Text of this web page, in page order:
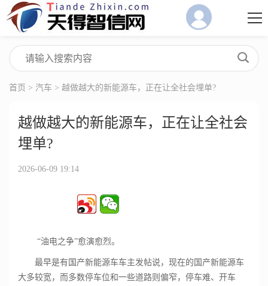
首页 > 汽车 > 越做越大的新能源车，正在让全社会埋单?
越做越大的新能源车，正在让全社会
埋单?
2026-06-09 19:14
“油电之争”愈演愈烈。
最早是有国产新能源车车主发帖说，现在的国产新能源车
大多较宽，而多数停车位和一些道路则偏窄，停车难、开车